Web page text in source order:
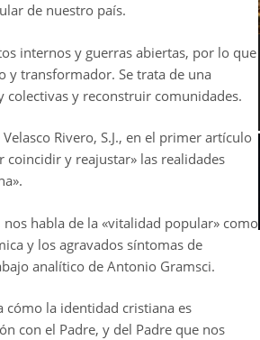
de nuestro país.
internos y guerras abiertas, por lo que
y transformador. Se trata de una
colectivas y reconstruir comunidades.
Rivero, S.J., en el primer artículo
y reajustar» las realidades
habla de la «vitalidad popular» como
y los agravados síntomas de
analítico de Antonio Gramsci.
cómo la identidad cristiana es
con el Padre, y del Padre que nos